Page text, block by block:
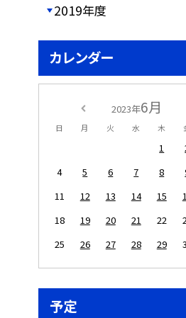
2019年度
カレンダー
2023年6月
日 月 火 水 木
1
4
5 6 7 8
11
12 13 14 15
18
19 20 21 22
25
26 27 28 29
予定